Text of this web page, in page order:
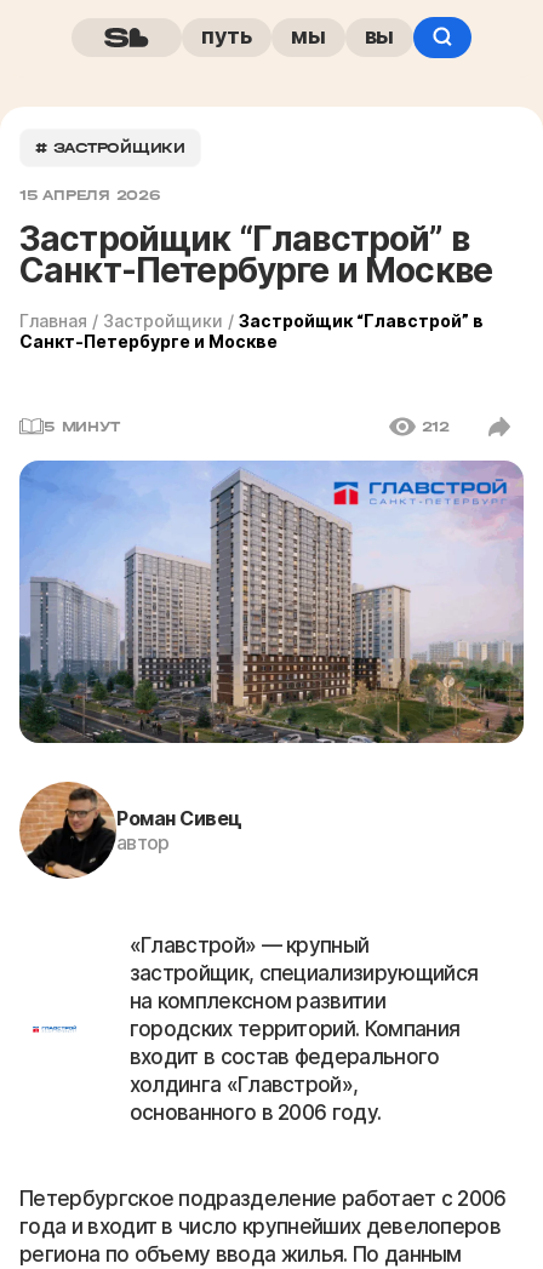
путь мы вы
# ЗАСТРОЙЩИКИ
15 АПРЕЛЯ 2026
Застройщик “Главстрой” в
Санкт-Петербурге и Москве
Главная / Застройщики / Застройщик “Главстрой” в
Санкт-Петербурге и Москве
5 МИНУТ 212
Роман Сивец
автор
«Главстрой» — крупный
застройщик, специализирующийся
на комплексном развитии
городских территорий. Компания
входит в состав федерального
холдинга «Главстрой»,
основанного в 2006 году.
Петербургское подразделение работает с 2006
года и входит в число крупнейших девелоперов
региона по объему ввода жилья. По данным